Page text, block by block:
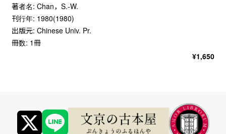
著者名: Chan，S.-W.
刊行年: 1980(1980)
出版元: Chinese Univ. Pr.
冊数: 1冊
¥1,650